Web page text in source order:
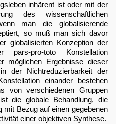
inhärent ist oder mit der
des wissenschaftlichen
man die globalisierende
so muß man sich davor
globalisierten Konzeption der
pars-pro-toto Konstellation
möglichen Ergebnisse dieser
der Nichtreduzierbarkeit der
einander bestehen
von verschiedenen Gruppen
die globale Behandlung, die
Bezug auf einen gegebenen
einer objektiven Synthese.